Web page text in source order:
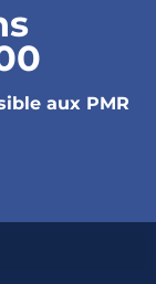
aux PMR